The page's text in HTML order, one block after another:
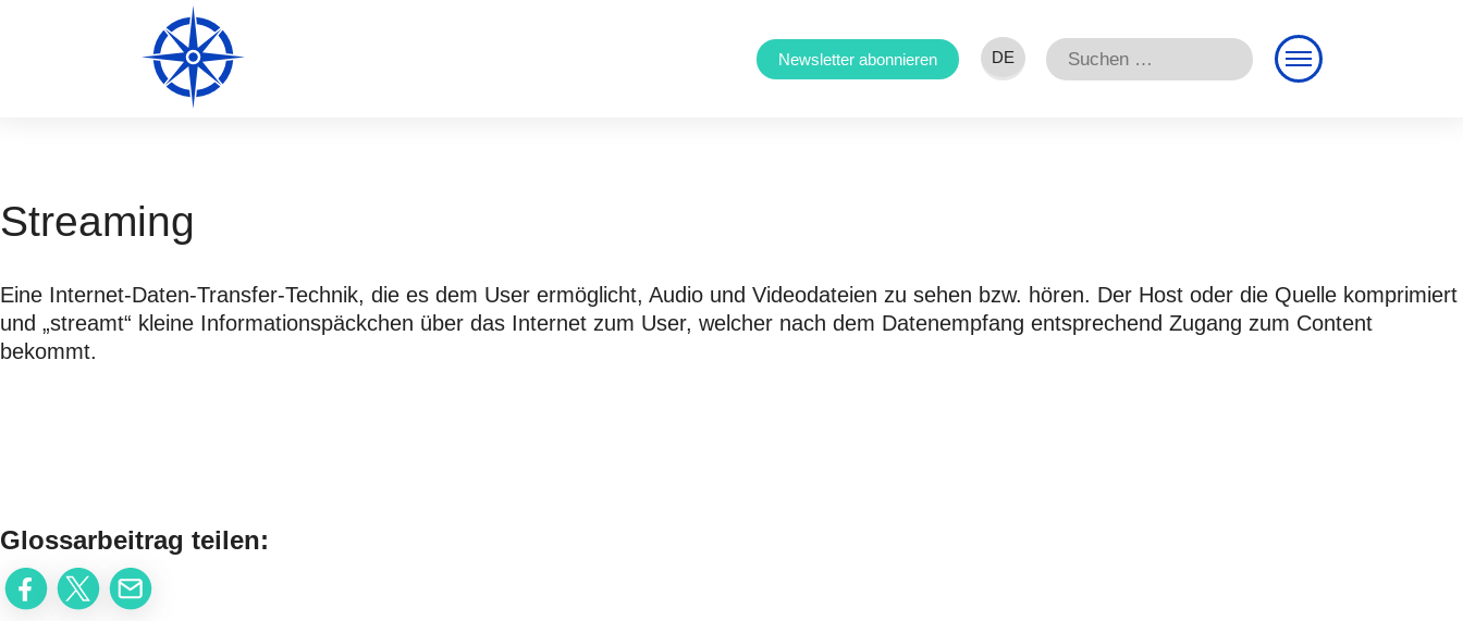
Newsletter abonnieren DE
Suchen
nach:
Streaming
Eine Internet-Daten-Transfer-Technik, die es dem User ermöglicht, Audio und Videodateien zu sehen bzw. hören. Der Host oder die Quelle komprimiert
und „streamt“ kleine Informationspäckchen über das Internet zum User, welcher nach dem Datenempfang entsprechend Zugang zum Content
bekommt.
Glossarbeitrag teilen: